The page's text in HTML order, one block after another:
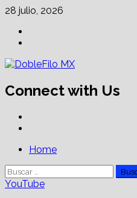
Skip
content
28 julio, 2026
Connect with Us
PrimaryHome
Buscar:
YouTube